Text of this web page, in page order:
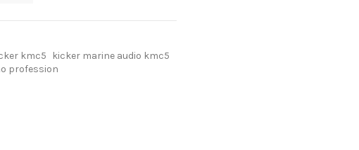
kmc5
kicker marine audio kmc5
profession